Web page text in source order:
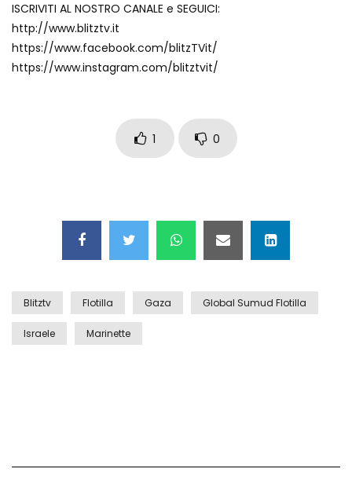
incidente
Nei casinò arriva il cambio oro
Esplode cabina elettrica sotterranea
Grattacielo crolla per un incendio
Il gelo estremo crea un vulcano
incredibile
Ammiocuggino con la ruspa… finisce
ISCRIVITI AL NOSTRO CANALE e SEGUICI:
http://www.blitztv.it
https://www.facebook.com/blitzTVit/
https://www.instagram.com/blitztvit/
1 0
Blitztv Flotilla Gaza Global Sumud Flotilla
Israele Marinette